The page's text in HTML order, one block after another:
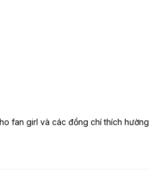
fan girl và các đồng chí thích hường